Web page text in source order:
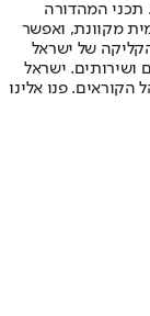
תכני המהדורה
מקוונת, ואפשר
של ישראל
ושירותים. ישראל
פנו אלינו